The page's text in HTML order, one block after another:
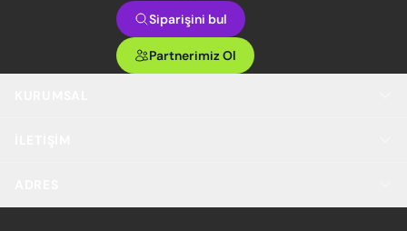
Siparişini bul
Partnerimiz Ol